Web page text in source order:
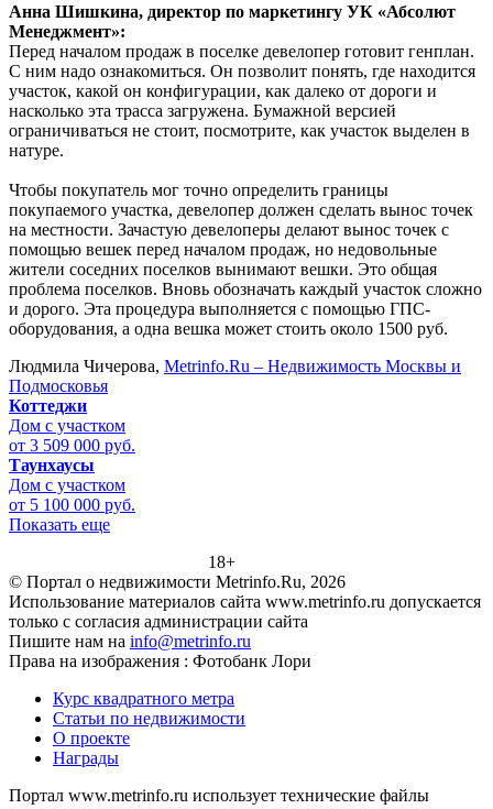
Анна Шишкина, директор по маркетингу УК «Абсолют
Менеджмент»:
Перед началом продаж в поселке девелопер готовит генплан.
С ним надо ознакомиться. Он позволит понять, где находится
участок, какой он конфигурации, как далеко от дороги и
насколько эта трасса загружена. Бумажной версией
ограничиваться не стоит, посмотрите, как участок выделен в
натуре.
Чтобы покупатель мог точно определить границы
покупаемого участка, девелопер должен сделать вынос точек
на местности. Зачастую девелоперы делают вынос точек с
помощью вешек перед началом продаж, но недовольные
жители соседних поселков вынимают вешки. Это общая
проблема поселков. Вновь обозначать каждый участок сложно
и дорого. Эта процедура выполняется с помощью ГПС-
оборудования, а одна вешка может стоить около 1500 руб.
Людмила Чичерова, Metrinfo.Ru – Недвижимость Москвы и
Подмосковья
Коттеджи
Дом с участком
от 3 509 000 руб.
Таунхаусы
Дом с участком
от 5 100 000 руб.
Показать еще
18+
© Портал о недвижимости Metrinfo.Ru, 2026
Использование материалов сайта www.metrinfo.ru допускается
только с согласия администрации сайта
Пишите нам на info@metrinfo.ru
Права на изображения : Фотобанк Лори
Курс квадратного метра
Статьи по недвижимости
О проекте
Награды
Портал www.metrinfo.ru использует технические файлы